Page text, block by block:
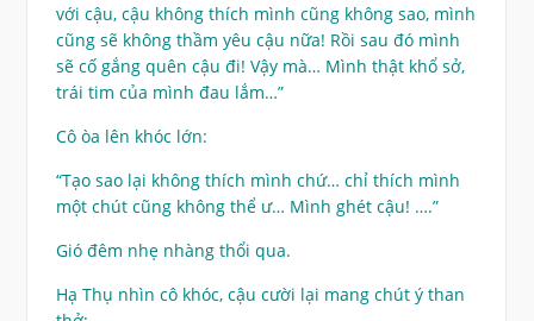
với cậu, cậu không thích mình cũng không sao, mình
cũng sẽ không thầm yêu cậu nữa! Rồi sau đó mình
sẽ cố gắng quên cậu đi! Vậy mà… Mình thật khổ sở,
trái tim của mình đau lắm…”
Cô òa lên khóc lớn:
“Tạo sao lại không thích mình chứ… chỉ thích mình
một chút cũng không thể ư… Mình ghét cậu! ….”
Gió đêm nhẹ nhàng thổi qua.
Hạ Thụ nhìn cô khóc, cậu cười lại mang chút ý than